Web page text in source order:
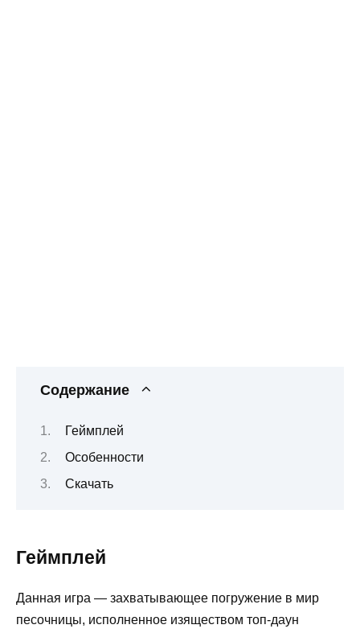
Содержание
Геймплей
Особенности
Скачать
Геймплей
Данная игра — захватывающее погружение в мир
песочницы, исполненное изяществом топ-даун